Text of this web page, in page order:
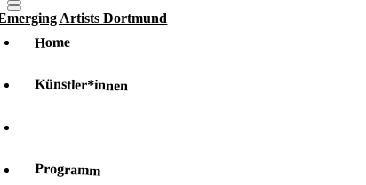
Home
Künstler*innen
Programm